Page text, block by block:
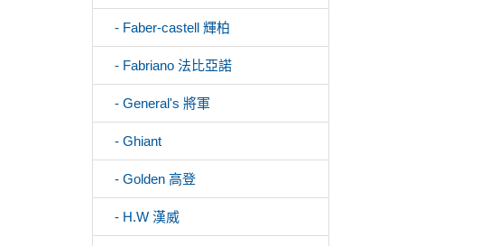
- Faber-castell 輝柏
- Fabriano 法比亞諾
- General's 將軍
- Ghiant
- Golden 高登
- H.W 漢威